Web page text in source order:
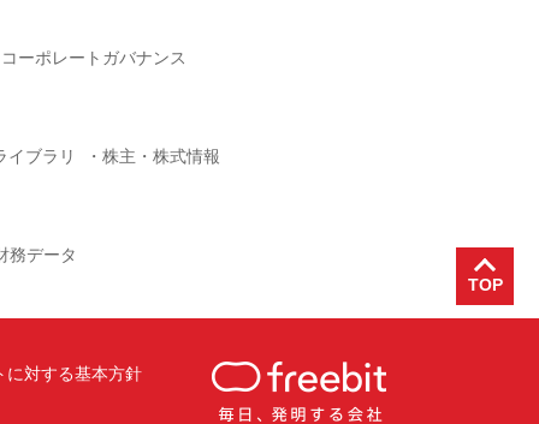
コーポレートガバナンス
イブラリ
株主・株式情報
務データ
に対する基本方針